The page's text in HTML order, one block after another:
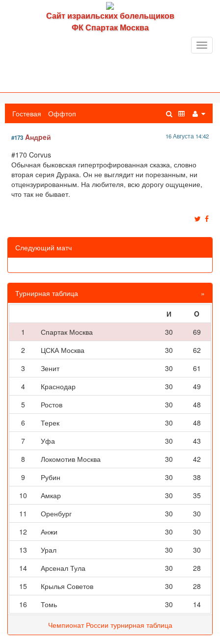
Сайт израильских болельщиков
ФК Спартак Москва
Гостевая Оффтоп
#173 Aндpeй 16 Августа 14:42
#170 Corvus
Обычная быковская гипертрофированная сказка, словно
вторая серия Дурака. Он не выглядит ни порезанным, ни
отцензурированным. На любителя, всю дорогу ощущение,
что так не бывает.
Следующий матч
Турнирная таблица »
И
O
1
Спартак Москва 30
69
2
ЦСКА Москва 30
62
3
Зенит 30
61
4
Краснодар 30
49
5
Ростов 30
48
6
Терек 30
48
7
Уфа 30
43
8
Локомотив Москва 30
42
9
Рубин 30
38
10
Амкар 30
35
11
Оренбург 30
30
12
Анжи 30
30
13
Урал 30
30
14
Арсенал Тула 30
28
15
Крылья Советов 30
28
16
Томь 30 14
Чемпионат России турнирная таблица